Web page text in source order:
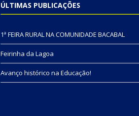
ÚLTIMAS PUBLICAÇÕES
1ª FEIRA RURAL NA COMUNIDADE BACABAL
Feirinha da Lagoa
Avanço histórico na Educação!